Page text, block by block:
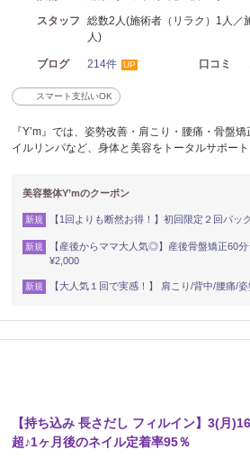
スタッフ
総数2人(施術者（リラク）1人／
人)
ブログ 214件 UP 口コミ
スマート支払いOK
『Y’m』では、姿勢改善・肩こり・腰痛・骨盤
イルリンパなど、身体と美容をトータルサポー
美容整体Y’mのクーポン
新規 【1回よりも断然お得！】初回限定２回パッ
新規
【産後からママ大人気◎】産後骨盤矯正60
¥2,000
新規 【大人気１回で実感！】 肩こり/背中/腰痛/
【持ち込み 長さだし フィルイン】3(月
超♪1ヶ月後のネイル定着率95％